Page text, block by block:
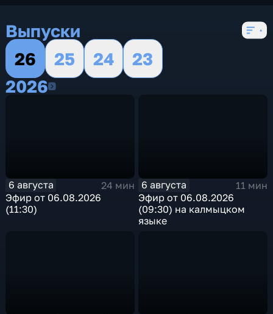
Выпуски
26
25 24
23
20262026
6 августа
24 мин
Эфир от 06.08.2026
(11:30)
6 августа
11 мин
Эфир от 06.08.2026
(09:30) на калмыцком
языке